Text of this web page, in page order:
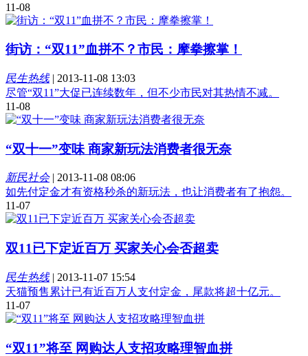
11-08
街访：“双11”血拼不？市民：摩拳擦掌！
民生热线| 2013-11-08 13:03
尽管“双11”大促已连续数年，但不少市民对其热情不减。
11-08
“双十一”变味 商家新玩法消费者很无奈
新民社会| 2013-11-08 08:06
如先付定金才有资格秒杀的新玩法，也让消费者有了抱怨。
11-07
双11已下定近百万 买家关心会否超卖
民生热线| 2013-11-07 15:54
天猫预售累计已有近百万人支付定金，尾款将超十亿元。
11-07
“双11”将至 网购达人支招攻略理智血拼